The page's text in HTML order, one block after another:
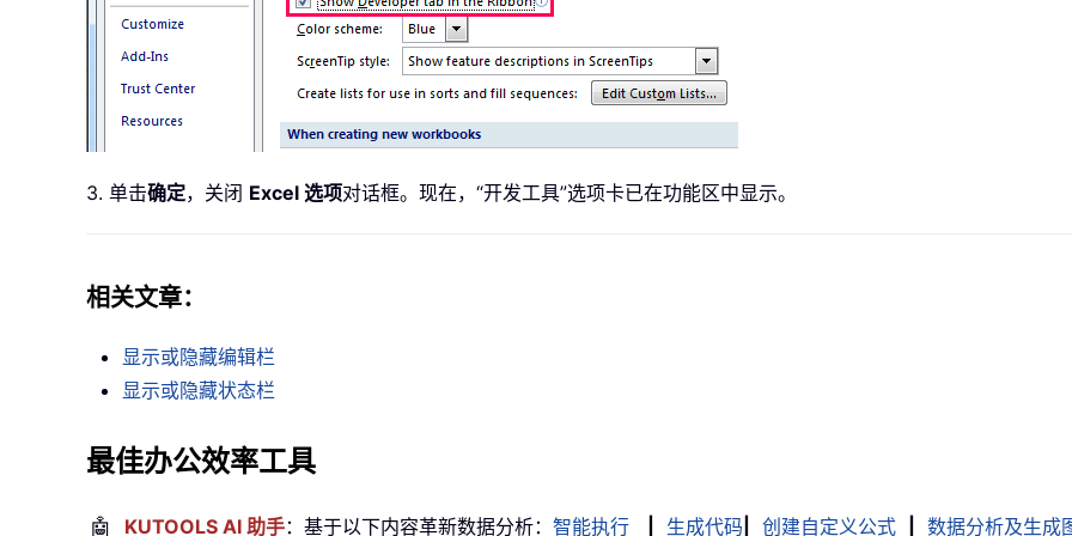
3. 单击确定，关闭 Excel 选项对话框。现在，“开发工具”选项卡已在功能区中显示。
相关文章：
显示或隐藏编辑栏
显示或隐藏状态栏
最佳办公效率工具
🤖 KUTOOLS AI 助手：基于以下内容革新数据分析： 智能执行 生成代码 创建自定义公式 数据分析及生成